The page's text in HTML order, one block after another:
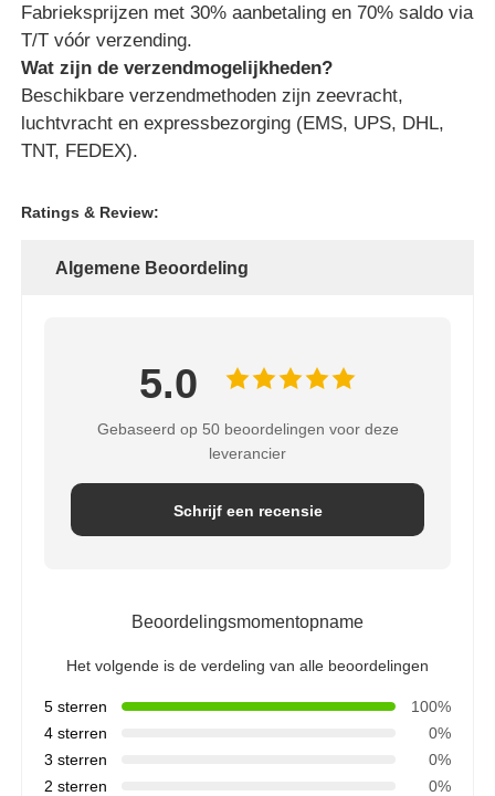
Fabrieksprijzen met 30% aanbetaling en 70% saldo via
T/T vóór verzending.
Wat zijn de verzendmogelijkheden?
Beschikbare verzendmethoden zijn zeevracht,
luchtvracht en expressbezorging (EMS, UPS, DHL,
TNT, FEDEX).
Ratings & Review:
Algemene Beoordeling
5.0
Gebaseerd op 50 beoordelingen voor deze
leverancier
Schrijf een recensie
Beoordelingsmomentopname
Het volgende is de verdeling van alle beoordelingen
5 sterren
100%
4 sterren
0%
3 sterren
0%
2 sterren
0%